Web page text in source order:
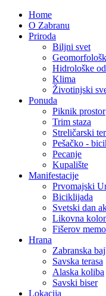
Home
O Zabranu
Priroda
Biljni svet
Hidrološke
Klima
Životinjski
Ponuda
Piknik prostor
Trim staza
Streličarski
Pešačko -
Pecanje
Kupalište
Manifestacije
Prvomajski
Biciklijada
Svetski dan
Likovna
Fišerov
Hrana
Zabranska
Savska terasa
Alaska koliba
Savski biser
Lokacija